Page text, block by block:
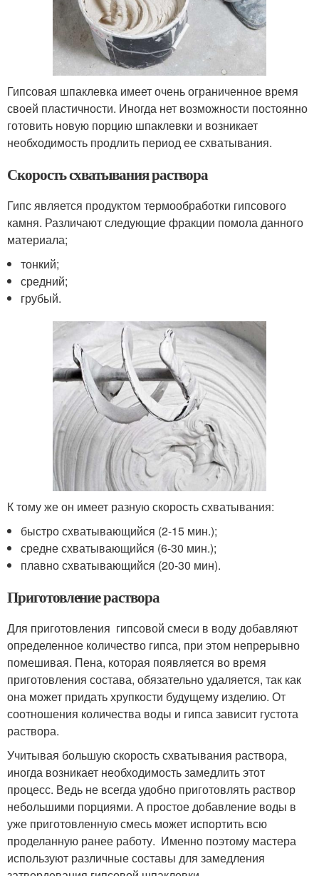
Гипсовая шпаклевка имеет очень ограниченное время
своей пластичности. Иногда нет возможности постоянно
готовить новую порцию шпаклевки и возникает
необходимость продлить период ее схватывания.
Скорость схватывания раствора
Гипс является продуктом термообработки гипсового
камня. Различают следующие фракции помола данного
материала;
тонкий;
средний;
грубый.
К тому же он имеет разную скорость схватывания:
быстро схватывающийся (2-15 мин.);
средне схватывающийся (6-30 мин.);
плавно схватывающийся (20-30 мин).
Приготовление раствора
Для приготовления гипсовой смеси в воду добавляют
определенное количество гипса, при этом непрерывно
помешивая. Пена, которая появляется во время
приготовления состава, обязательно удаляется, так как
она может придать хрупкости будущему изделию. От
соотношения количества воды и гипса зависит густота
раствора.
Учитывая большую скорость схватывания раствора,
иногда возникает необходимость замедлить этот
процесс. Ведь не всегда удобно приготовлять раствор
небольшими порциями. А простое добавление воды в
уже приготовленную смесь может испортить всю
проделанную ранее работу. Именно поэтому мастера
используют различные составы для замедления